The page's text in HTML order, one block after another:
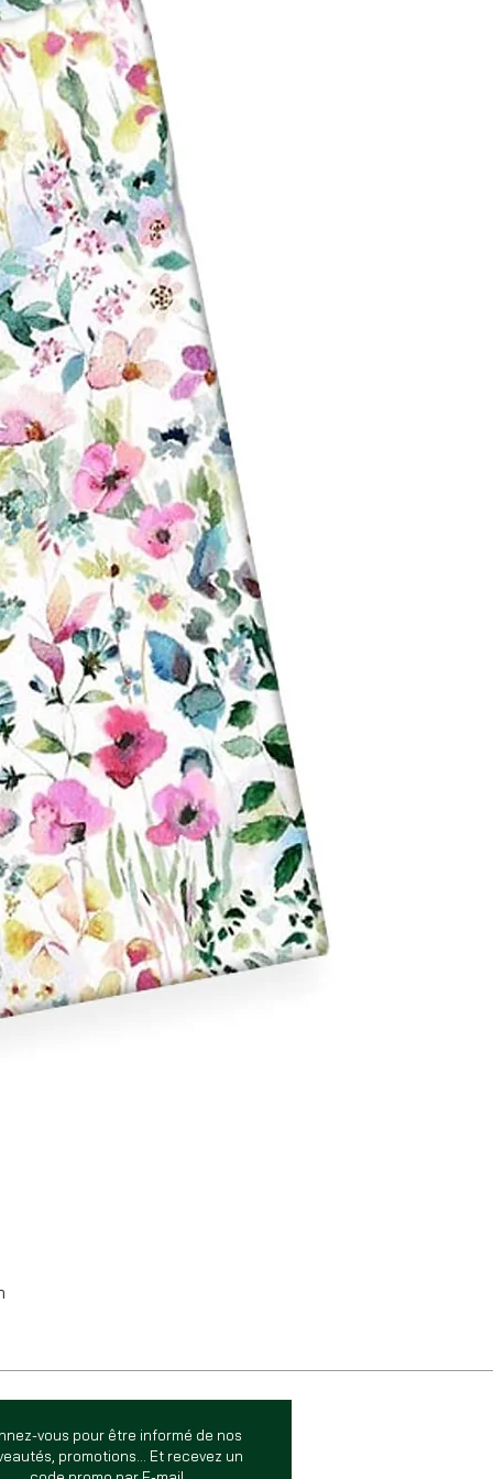
vous pour être informé de nos
promotions... Et recevez un